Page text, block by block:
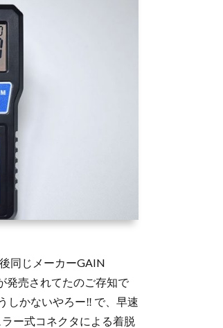
同じメーカーGAIN
発売されてたのご存知で
しかないやろー‼ で、早速
ー式コネクタによる着脱